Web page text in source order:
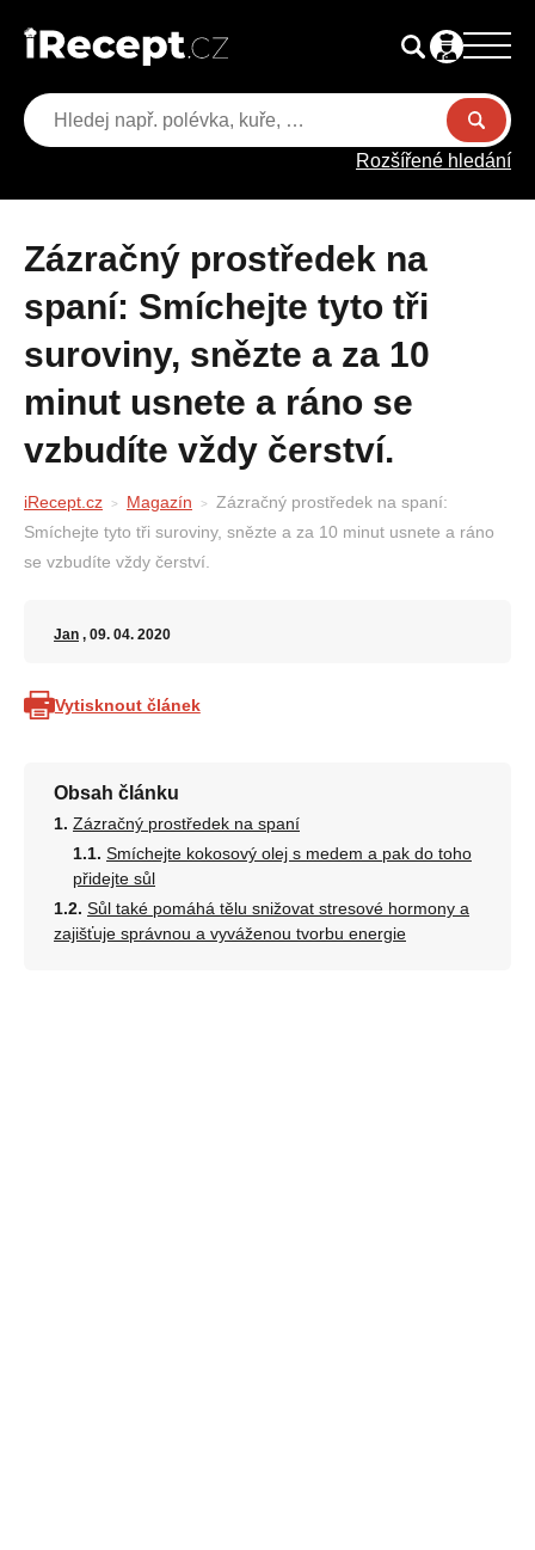
Rozšířené hledání
Zázračný prostředek na
spaní: Smíchejte tyto tři
suroviny, snězte a za 10
minut usnete a ráno se
vzbudíte vždy čerství.
iRecept.cz Magazín
Zázračný prostředek na spaní:
Smíchejte tyto tři suroviny, snězte a za 10 minut usnete a ráno
se vzbudíte vždy čerství.
Jan , 09. 04. 2020
Vytisknout článek
Obsah článku
Zázračný prostředek na spaní
Smíchejte kokosový olej s medem a pak do toho
přidejte sůl
Sůl také pomáhá tělu snižovat stresové hormony a
zajišťuje správnou a vyváženou tvorbu energie